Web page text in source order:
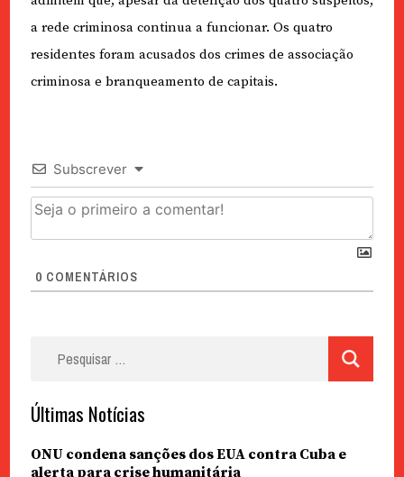
a rede criminosa continua a funcionar. Os quatro
residentes foram acusados dos crimes de associação
criminosa e branqueamento de capitais.
Subscrever
0 COMENTÁRIOS
Últimas Notícias
ONU condena sanções dos EUA contra Cuba e
alerta para crise humanitária